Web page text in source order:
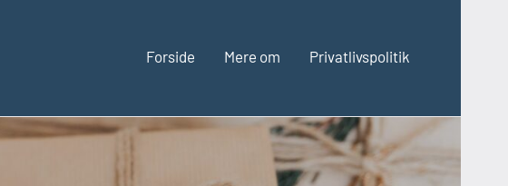
Forside Mere om Privatlivspolitik